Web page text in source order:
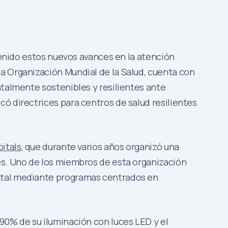
estos nuevos avances en la atención
Organización Mundial de la Salud, cuenta con
sostenibles y resilientes ante
directrices para centros de salud resilientes
, que durante varios años organizó una
Uno de los miembros de esta organización
mediante programas centrados en
de su iluminación con luces LED y el